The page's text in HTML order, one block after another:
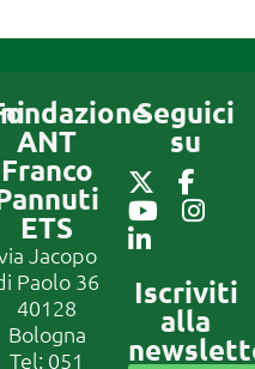
ANT
Franco
ETS
Jacopo
Paolo 36
40128
Bologna
Tel: 051
Seguici
su
Iscriviti
alla